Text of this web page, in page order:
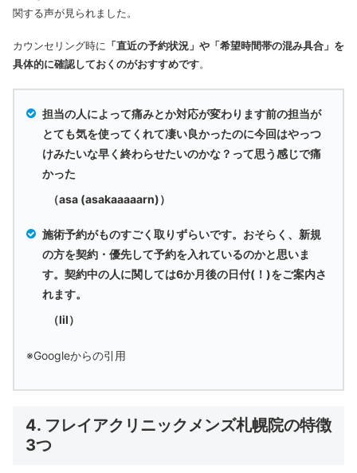
関する声が見られました。
カウンセリング時に 「直近の予約状況」や「希望時間帯の混み具合」を
具体的に確認しておくのがおすすめです。
担当の人によって痛みとか対応が変わります前の担当が
とても気を使ってくれて凄い良かったのに今回はやっつ
けみたいな早く終わらせたいのかな？って思う感じで痛
かった
（asa (asakaaaaarn)）
施術予約がものすごく取りずらいです。おそらく、新規
の方を契約・優先して予約を入れているのかと思いま
す。契約中の人に関しては6か月後の日付(！)をご案内さ
れます。
（lil）
※Googleからの引用
4. フレイアクリニックメンズ札幌院の特徴
3つ